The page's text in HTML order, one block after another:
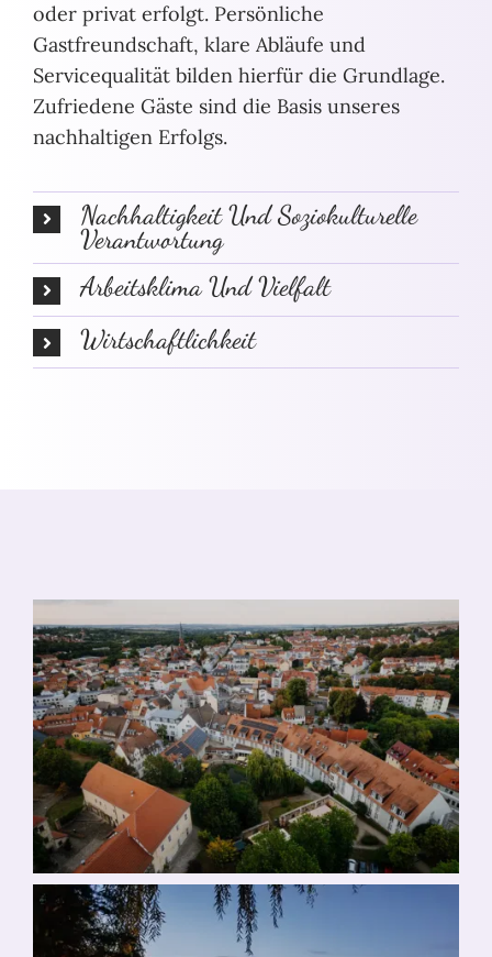
oder privat erfolgt. Persönliche
Gastfreundschaft, klare Abläufe und
Servicequalität bilden hierfür die Grundlage.
Zufriedene Gäste sind die Basis unseres
nachhaltigen Erfolgs.
Nachhaltigkeit Und Soziokulturelle
Verantwortung
Arbeitsklima Und Vielfalt
Wirtschaftlichkeit